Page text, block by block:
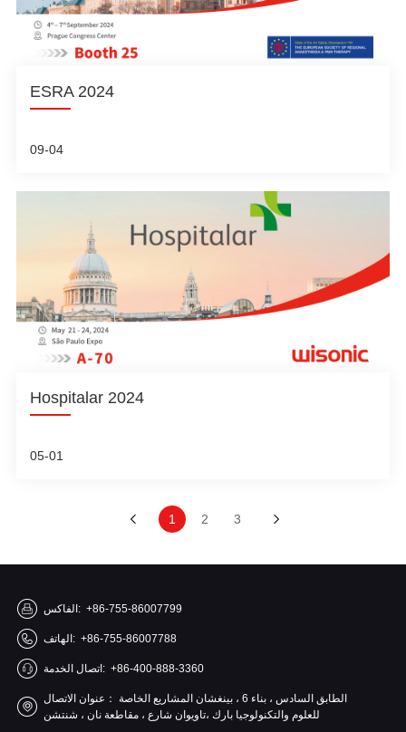
ESRA 2024
09-04
Hospitalar 2024
05-01
1 2 3
الفاكس: +86-755-86007799
الهاتف: +86-755-86007788
اتصال الخدمة: +86-400-888-3360
عنوان الاتصال：